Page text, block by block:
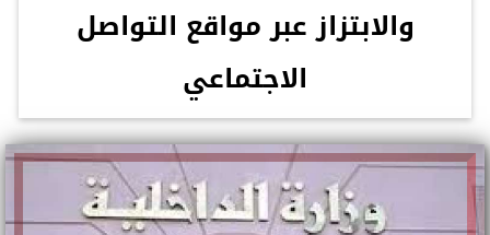
والابتزاز عبر مواقع التواصل
الاجتماعي